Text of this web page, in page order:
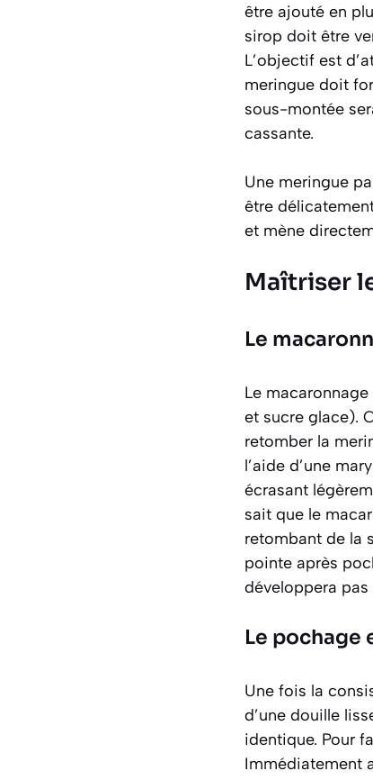
être ajouté en
sirop doit être
L’objectif est
meringue doit
sous-montée
cassante.
Une meringue
être
et mène
Maîtriser
Le
Le
et sucre glace).
retomber la
l’aide d’une
écrasant
sait que le
retombant de la
pointe après
développera
Le pochage
Une fois la
d’une douille
identique. Pour
Immédiatement